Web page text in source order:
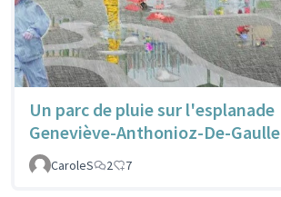
Un parc de pluie sur l'esplanade
Geneviève-Anthonioz-De-Gaulle
CaroleS
2 7